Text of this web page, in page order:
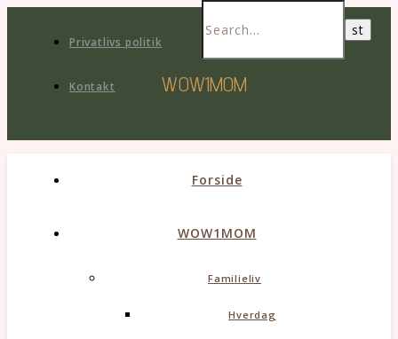
Privatlivs politik
Kontakt WOW1MOM
Forside
WOW1MOM
Familieliv
Hverdag